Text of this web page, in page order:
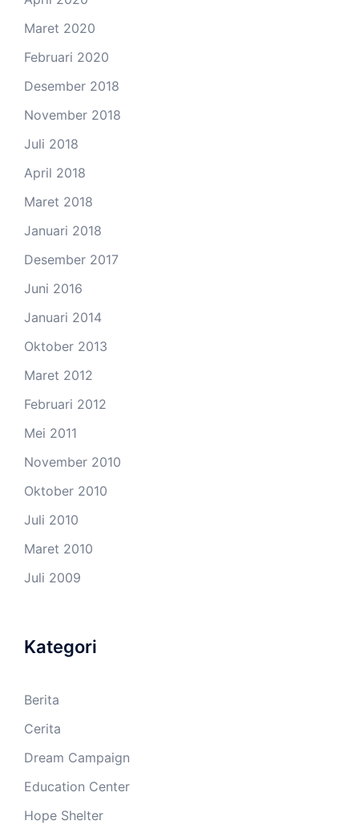
Maret 2020
Februari 2020
Desember 2018
November 2018
Juli 2018
April 2018
Maret 2018
Januari 2018
Desember 2017
Juni 2016
Januari 2014
Oktober 2013
Maret 2012
Februari 2012
Mei 2011
November 2010
Oktober 2010
Juli 2010
Maret 2010
Juli 2009
Kategori
Berita
Cerita
Dream Campaign
Education Center
Hope Shelter